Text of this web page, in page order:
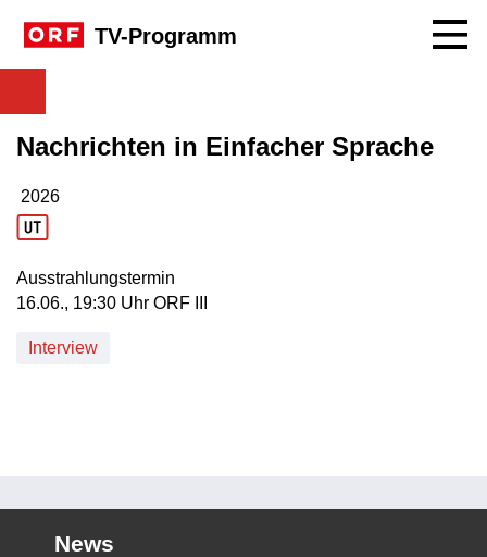
TV-Programm
Nachrichten in Einfacher Sprache
Produktionsjahr: 2026
2026
Ausstrahlungstermin
16. Juni, 19:30 Uhr in ORF III
16.06., 19:30 Uhr ORF III
Interview
News